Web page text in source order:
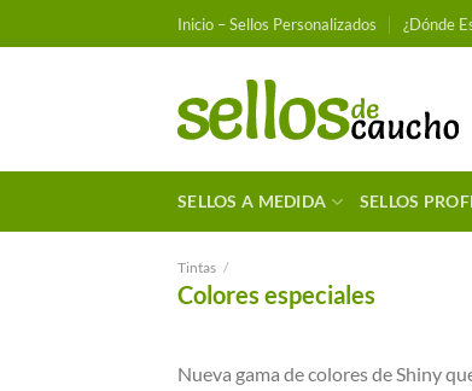
al
Inicio – Sellos Personalizados ¿Dónde
SELLOS A MEDIDA SELLOS
Tintas /
Colores especiales
Nueva gama de colores de Shiny